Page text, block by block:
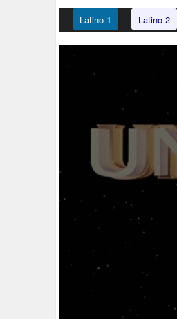
Latino 1 Latino 2